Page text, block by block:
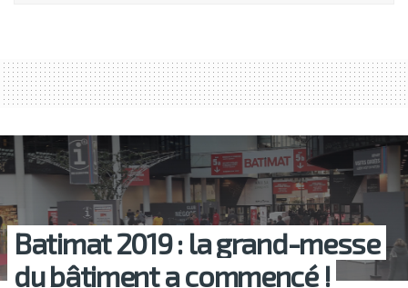
Batimat 2019 : la grand-messe
du bâtiment a commencé !